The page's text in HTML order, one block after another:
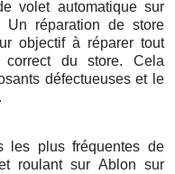
volet automatique sur
réparation de store
objectif à réparer tout
correct du store. Cela
défectueuses et le
les plus fréquentes de
roulant sur Ablon sur